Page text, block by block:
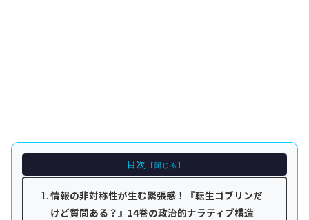
目次
情報の非対称性が生む緊張感！『転生ゴブリンだ
けど質問ある？』14巻の政治的ナラティブ構造